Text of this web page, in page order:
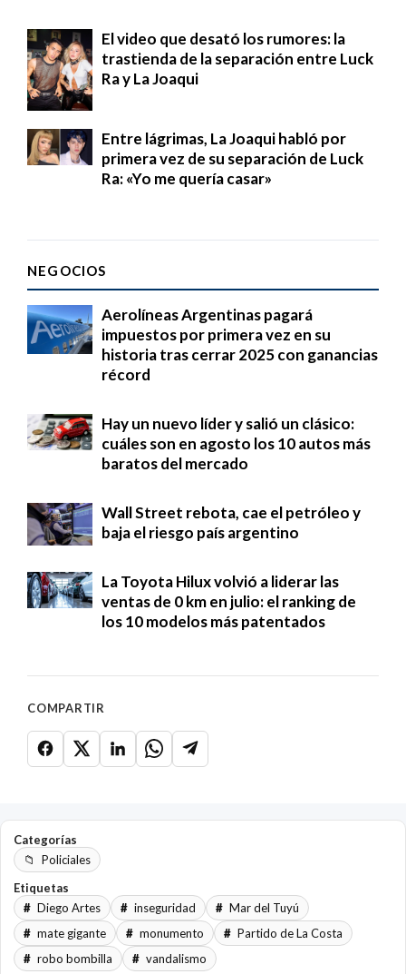
El video que desató los rumores: la
trastienda de la separación entre Luck
Ra y La Joaqui
Entre lágrimas, La Joaqui habló por
primera vez de su separación de Luck
Ra: «Yo me quería casar»
NEGOCIOS
Aerolíneas Argentinas pagará
impuestos por primera vez en su
historia tras cerrar 2025 con ganancias
récord
Hay un nuevo líder y salió un clásico:
cuáles son en agosto los 10 autos más
baratos del mercado
Wall Street rebota, cae el petróleo y
baja el riesgo país argentino
La Toyota Hilux volvió a liderar las
ventas de 0 km en julio: el ranking de
los 10 modelos más patentados
COMPARTIR
Categorías
Policiales
Etiquetas
Diego Artes
inseguridad
Mar del Tuyú
mate gigante
monumento
Partido de La Costa
robo bombilla
vandalismo